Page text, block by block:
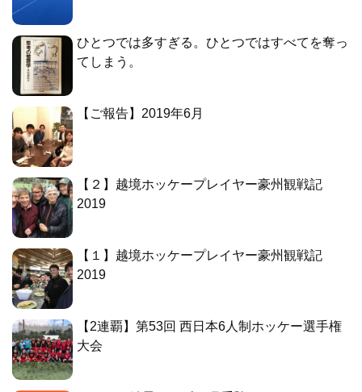
ひとつでは多すぎる。ひとつではすべてを奪っ
てしまう。
【ご報告】2019年6月
【２】越境ホッケープレイヤー豪州観戦記
2019
【１】越境ホッケープレイヤー豪州観戦記
2019
【2連覇】第53回 西日本6人制ホッケー選手権
大会